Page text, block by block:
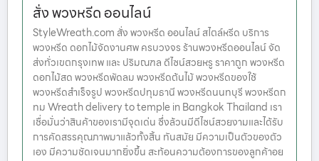
สั่ง พวงหรีด ออนไลน์
StyleWreath.com สั่ง พวงหรีด ออนไลน์ สไตล์หรีด บริการ
พวงหรีด ดอกไม้จัดงานศพ ครบวงจร ร้านพวงหรีดออนไลน์ จัด
ส่งทั่วเขตกรุงเทพ และ ปริมณฑล ดีไซน์สวยหรู ราคาถูก พวงหรีด
ดอกไม้สด พวงหรีดพัดลม พวงหรีดต้นไม้ พวงหรีดของใช้
พวงหรีดสำเร็จรูป พวงหรีดปทุมธานี พวงหรีดนนทบุรี พวงหรีดก
ทม Wreath delivery to temple in Bangkok Thailand เรา
เชื่อมั่นว่าสินค้าของเรามีจุดเด่น ซึ่งล้วนมีดีไซน์สวยงามและได้รับ
การคัดสรรคุณภาพมาแล้วทั้งสิ้น ทันสมัย มีความเป็นตัวของตัว
เอง มีความชัดเจนมากยิ่งขึ้น สะท้อนความต้องการของลูกค้าอย